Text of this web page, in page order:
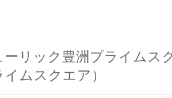
ーリック豊洲プライムス
イムスクエア）